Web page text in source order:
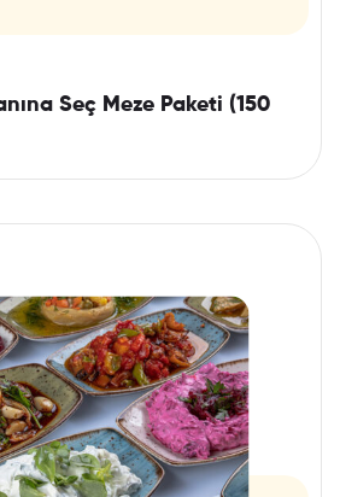
Seç Meze Paketi (150